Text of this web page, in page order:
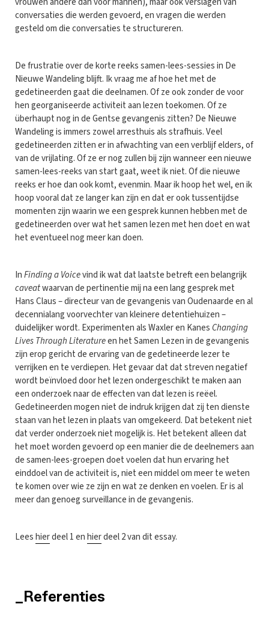
conversaties die werden gevoerd, en vragen die werden
gesteld om die conversaties te structureren.
De frustratie over de korte reeks samen-lees-sessies in De
Nieuwe Wandeling blijft. Ik vraag me af hoe het met de
gedetineerden gaat die deelnamen. Of ze ook zonder de voor
hen georganiseerde activiteit aan lezen toekomen. Of ze
überhaupt nog in de Gentse gevangenis zitten? De Nieuwe
Wandeling is immers zowel arresthuis als strafhuis. Veel
gedetineerden zitten er in afwachting van een verblijf elders, of
van de vrijlating. Of ze er nog zullen bij zijn wanneer een nieuwe
samen-lees-reeks van start gaat, weet ik niet. Of die nieuwe
reeks er hoe dan ook komt, evenmin. Maar ik hoop het wel, en ik
hoop vooral dat ze langer kan zijn en dat er ook tussentijdse
momenten zijn waarin we een gesprek kunnen hebben met de
gedetineerden over wat het samen lezen met hen doet en wat
het eventueel nog meer kan doen.
InFinding a Voicevind ik wat dat laatste betreft een belangrijk
caveatwaarvan de pertinentie mij na een lang gesprek met
Hans Claus – directeur van de gevangenis van Oudenaarde en al
decennialang voorvechter van kleinere detentiehuizen –
duidelijker wordt. Experimenten als Waxler en Kanes Changing
Lives Through Literatureen het Samen Lezen in de gevangenis
zijn erop gericht de ervaring van de gedetineerde lezer te
verrijken en te verdiepen. Het gevaar dat dat streven negatief
wordt beïnvloed door het lezen ondergeschikt te maken aan
een onderzoek naar de effecten van dat lezen is reëel.
Gedetineerden mogen niet de indruk krijgen dat zij ten dienste
staan van het lezen in plaats van omgekeerd. Dat betekent niet
dat verder onderzoek niet mogelijk is. Het betekent alleen dat
het moet worden gevoerd op een manier die de deelnemers aan
de samen-lees-groepen doet voelen dat hun ervaring het
einddoel van de activiteit is, niet een middel om meer te weten
te komen over wie ze zijn en wat ze denken en voelen. Er is al
meer dan genoeg surveillance in de gevangenis.
Leeshierdeel 1 enhierdeel 2 van dit essay.
_Referenties